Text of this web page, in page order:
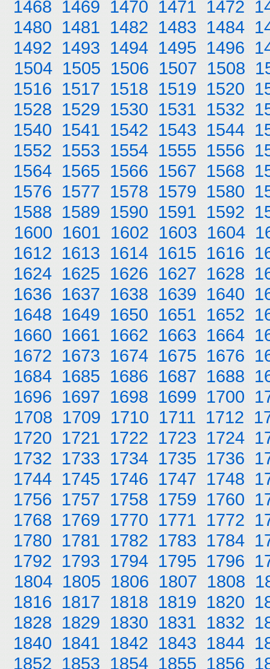
1468 1469 1470 1471 1472
1480 1481 1482 1483 1484
1492 1493 1494 1495 1496
1504 1505 1506 1507 1508
1516 1517 1518 1519 1520
1528 1529 1530 1531 1532
1540 1541 1542 1543 1544
1552 1553 1554 1555 1556
1564 1565 1566 1567 1568
1576 1577 1578 1579 1580
1588 1589 1590 1591 1592
1600 1601 1602 1603 1604
1612 1613 1614 1615 1616
1624 1625 1626 1627 1628
1636 1637 1638 1639 1640
1648 1649 1650 1651 1652
1660 1661 1662 1663 1664
1672 1673 1674 1675 1676
1684 1685 1686 1687 1688
1696 1697 1698 1699 1700
1708 1709 1710 1711 1712
1720 1721 1722 1723 1724
1732 1733 1734 1735 1736
1744 1745 1746 1747 1748
1756 1757 1758 1759 1760
1768 1769 1770 1771 1772
1780 1781 1782 1783 1784
1792 1793 1794 1795 1796
1804 1805 1806 1807 1808
1816 1817 1818 1819 1820
1828 1829 1830 1831 1832
1840 1841 1842 1843 1844
1852 1853 1854 1855 1856